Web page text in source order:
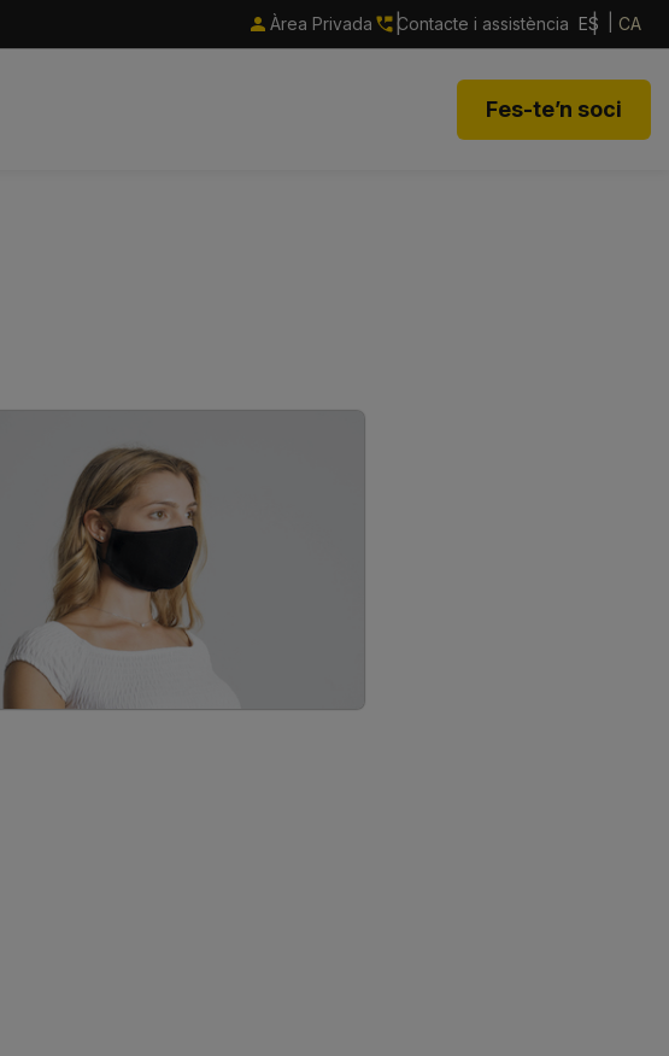
Àrea Privada Contacte i assistència ES CA
Fes-te’n soci